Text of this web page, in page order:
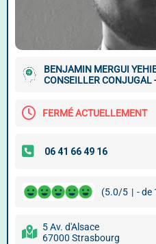
BENJAMIN MERGUI
CONSEILLER CONJUGAL
FERMÉ ACTUELLEMENT
(5.0/5 | - de
5 Av. d'Alsace
67000 Strasbourg